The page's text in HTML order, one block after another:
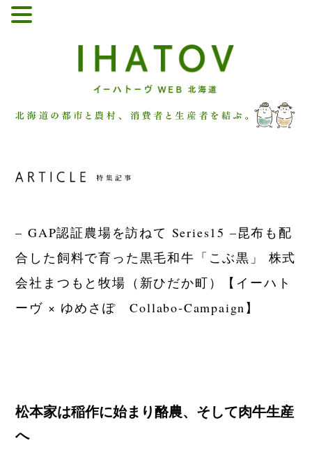
– GAP認証農場を訪ねて Series15 –昆布も配
合した飼料で育った黒毛和牛「こぶ黒」 株式
会社まつもと牧場（新ひだか町）
【イーハト
ーヴ × ゆめさぽ Collabo‐Campaign】
松本家は稲作に始まり酪農、そして肉牛生産
へ